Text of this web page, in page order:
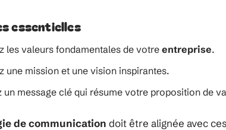
essentielles
les valeurs fondamentales de votre entreprise.
une mission et une vision inspirantes.
un message clé qui résume votre proposition de
de communication doit être alignée avec